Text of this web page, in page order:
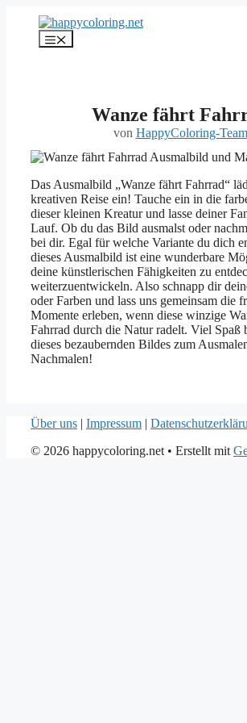
springen
Menü
Wanze fährt
von HappyColoring-Team
Das Ausmalbild „Wanze fährt Fahrrad“
kreativen Reise ein! Tauche ein in die
dieser kleinen Kreatur und lasse deiner
Lauf. Ob du das Bild ausmalst oder
bei dir. Egal für welche Variante du dich
dieses Ausmalbild ist eine wunderbare
deine künstlerischen Fähigkeiten zu
weiterzuentwickeln. Also schnapp dir
oder Farben und lass uns gemeinsam die
Momente erleben, wenn diese winzige
Fahrrad durch die Natur radelt. Viel Spaß
dieses bezaubernden Bildes zum
Nachmalen!
Über uns | Impressum |
© 2026 happycoloring.net • Erstellt mit